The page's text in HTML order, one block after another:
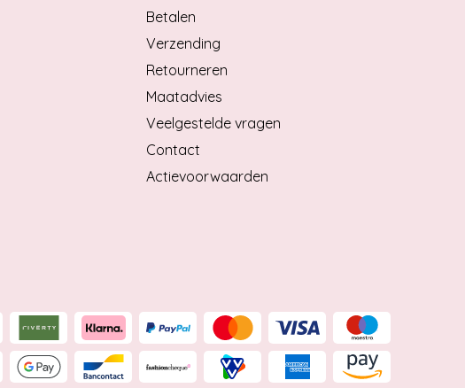
Betalen
Verzending
Retourneren
Maatadvies
Veelgestelde vragen
Contact
Actievoorwaarden